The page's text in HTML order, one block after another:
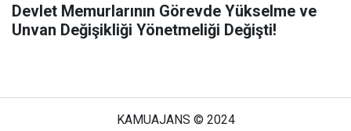
Devlet Memurlarının Görevde Yükselme ve
Unvan Değişikliği Yönetmeliği Değişti!
KAMUAJANS © 2024